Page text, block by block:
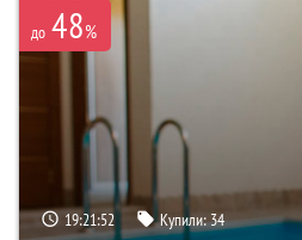
до 48%
19:21:51 Купили:34